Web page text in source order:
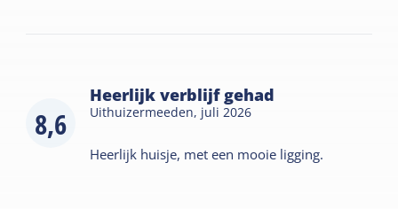
8,6
Heerlijk verblijf gehad
Uithuizermeeden, juli 2026
Heerlijk huisje, met een mooie ligging.